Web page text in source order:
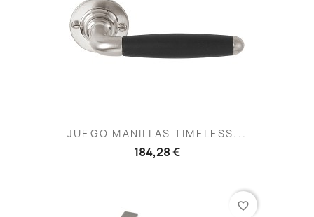
JUEGO MANILLAS TIMELESS...
184,28 €
favorite_border